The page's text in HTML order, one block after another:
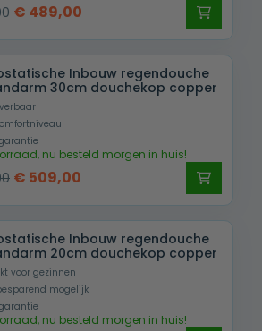
Oorspronkelijke
was:
€ 739,00.
€ 489,00
is:
€ 489,00.
Inbouw regendouche
30cm douchekop copper
nu besteld morgen in huis!
Oorspronkelijke
was:
€ 759,00.
€ 509,00
is:
€ 509,00.
Inbouw regendouche
20cm douchekop copper
voor gezinnen
mogelijk
nu besteld morgen in huis!